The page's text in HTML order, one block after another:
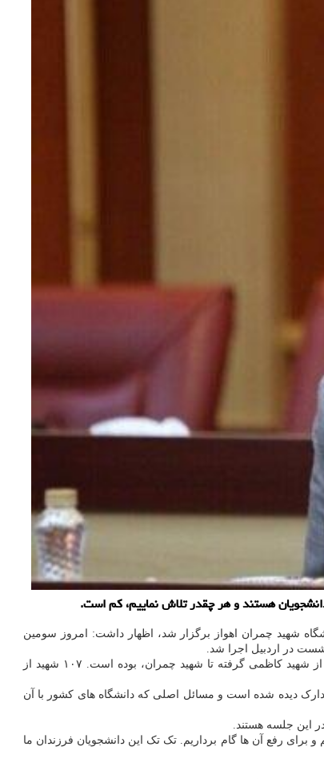
هستند و هر چقدر تلاش نماییم، کم است.
امروز (۱۲ بهمن) در دانشگاه شهید چمران اهواز برگزار شد، اظهار داشت: امروز سومین
در اردبیل اجرا شد.
، اضافه کرد: دانشگاه شهید چمران اهواز محل حضور شهدای بزرگی از شهید کاظمی گرفته تا شهید چمران، بوده است. ۱۰۷ شهید از
دیده شده است و مسائل اصلی که دانشگاه های کشور با آن
این جلسه هستند.
برای رفع آن ها گام برداریم. تک تک این دانشجویان فرزندان ما